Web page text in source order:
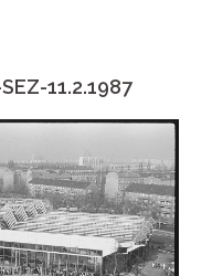
11.2.1987